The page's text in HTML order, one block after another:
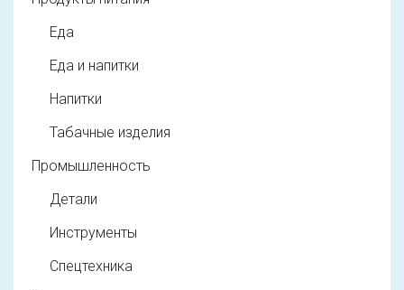
Еда
Еда и напитки
Напитки
Табачные изделия
Промышленность
Детали
Инструменты
Спецтехника